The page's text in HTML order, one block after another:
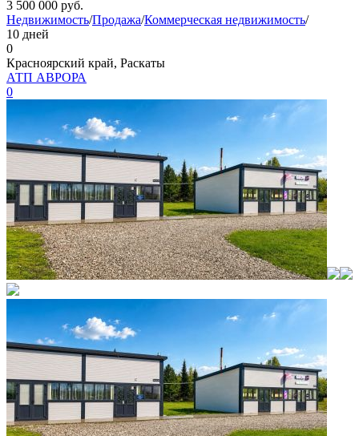
3 500 000 руб.
Недвижимость/Продажа/Коммерческая недвижимость/
10 дней
0
Красноярский край, Раскаты
АТП АВРОРА
0